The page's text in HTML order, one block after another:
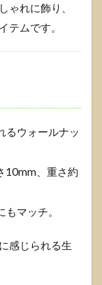
ゃれに飾り、
テムです。
るウォールナッ
10mm、重さ約
マッチ。
感じられる生